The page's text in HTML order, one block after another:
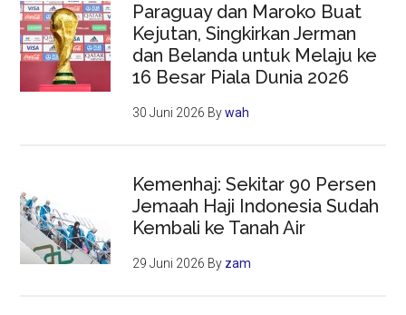
Paraguay dan Maroko Buat
Kejutan, Singkirkan Jerman
dan Belanda untuk Melaju ke
16 Besar Piala Dunia 2026
30 Juni 2026 Bywah
Kemenhaj: Sekitar 90 Persen
Jemaah Haji Indonesia Sudah
Kembali ke Tanah Air
29 Juni 2026 By zam